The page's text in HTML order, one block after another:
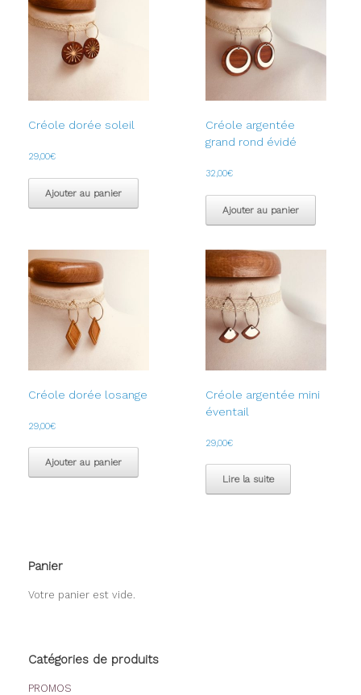
Créole dorée soleil
29,00€
Ajouter au panier
Créole argentée
grand rond évidé
32,00€
Ajouter au panier
Créole dorée losange
29,00€
Ajouter au panier
Créole argentée mini
éventail
29,00€
Lire la suite
Panier
Votre panier est vide.
Catégories de produits
PROMOS